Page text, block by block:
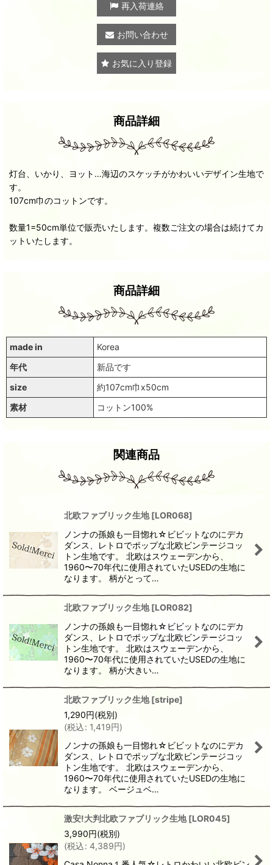
再入荷連絡
お問い合わせ
お気に入り登録
商品詳細
灯台、いかり、ヨット…海辺のスケッチがかわいいデザイン生地で
す。
107cm巾のコットンです。
数量1=50cm単位で販売いたします。複数ご注文の場合は続けてカ
ットいたします。
商品詳細
made in
Korea
年代
新品です
size
約107cm巾x50cm
素材
コットン100%
関連商品
北欧ファブリック生地 [LOR068]
ノンナの孫娘も一目惚れ☆ビビットなのにデカ
ダンス、レトロでポップな北欧ビンテージコッ
トン生地です。 北欧はスウェーデンから、
1960〜70年代に使用されていたUSEDの生地に
なります。 柄がとって…
北欧ファブリック生地 [LOR082]
ノンナの孫娘も一目惚れ☆ビビットなのにデカ
ダンス、レトロでポップな北欧ビンテージコッ
トン生地です。 北欧はスウェーデンから、
1960〜70年代に使用されていたUSEDの生地に
なります。 柄が大きい…
北欧ファブリック生地 [stripe]
1,290円(税別)
(税込: 1,419円)
ノンナの孫娘も一目惚れ☆ビビットなのにデカ
ダンス、レトロでポップな北欧ビンテージコッ
トン生地です。 北欧はスウェーデンから、
1960〜70年代に使用されていたUSEDの生地に
なります。 ベージュベ…
激安!大判北欧ファブリック生地 [LOR045]
3,990円(税別)
(税込: 4,389円)